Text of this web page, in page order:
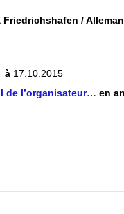
Friedrichshafen /
à 17.10.2015
de l’organisateur… en